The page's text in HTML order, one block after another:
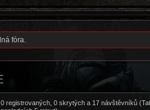
fóra.
registrovaných, 0 skrytých a 17 návštěvníků